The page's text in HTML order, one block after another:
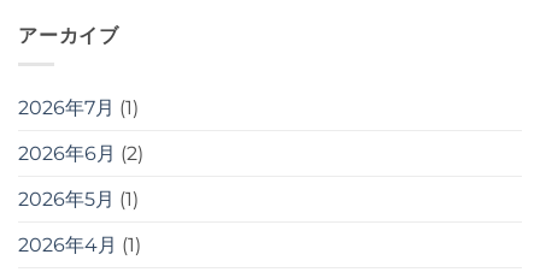
アーカイブ
2026年7月 (1)
2026年6月 (2)
2026年5月 (1)
2026年4月 (1)